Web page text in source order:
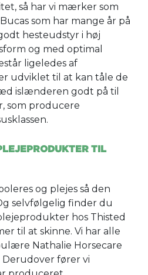
så har vi mærker som
som har mange år på
hesteudstyr i høj
og med optimal
ligeledes af
udviklet til at kan tåle de
islænderen godt på til
som producere
TIL
og plejes så den
selvfølgelig finder du
hos Thisted
til at skinne. Vi har alle
Nathalie Horsecare
fører vi